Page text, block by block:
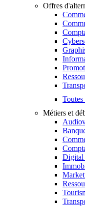
Offres
Métiers et
Digital